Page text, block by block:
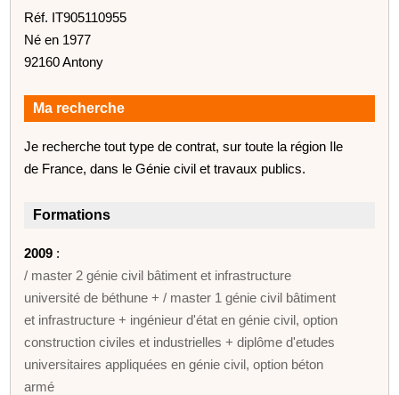
Réf. IT905110955
Né en 1977
92160 Antony
Ma recherche
Je recherche tout type de contrat, sur toute la région Ile
de France, dans le Génie civil et travaux publics.
Formations
2009 :
/ master 2 génie civil bâtiment et infrastructure
université de béthune + / master 1 génie civil bâtiment
et infrastructure + ingénieur d'état en génie civil, option
construction civiles et industrielles + diplôme d'etudes
universitaires appliquées en génie civil, option béton
armé